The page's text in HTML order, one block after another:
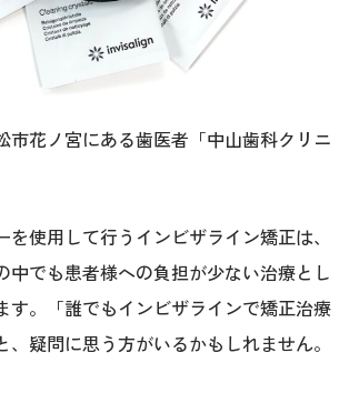
市花ノ宮にある歯医者「中山歯科クリニ
使用して行うインビザライン矯正は、
中でも患者様への負担が少ない治療とし
す。「誰でもインビザラインで矯正治療
、疑問に思う方がいるかもしれません。